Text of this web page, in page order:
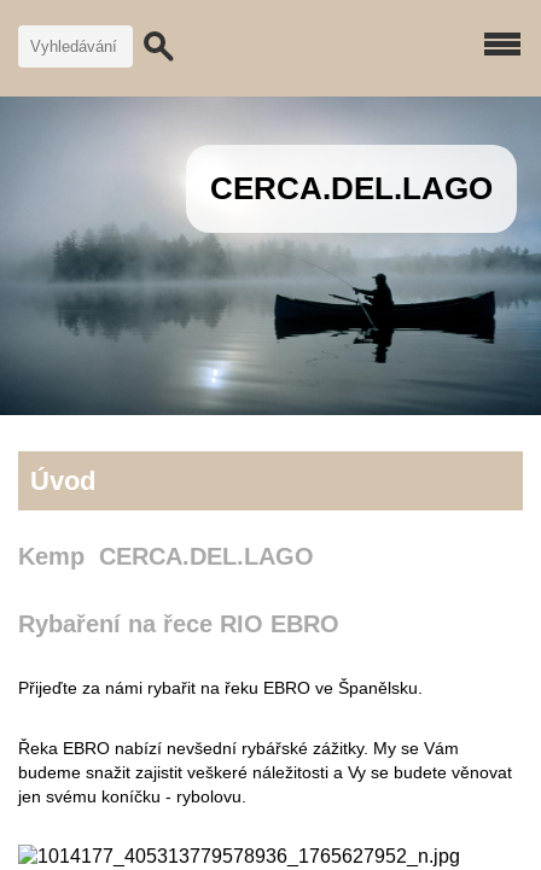
CERCA.DEL.LAGO
Úvod
Kemp CERCA.DEL.LAGO
Rybaření na řece RIO EBRO
Přijeďte za námi rybařit na řeku EBRO ve Španělsku.
Řeka EBRO nabízí nevšední rybářské zážitky. My se Vám
budeme snažit zajistit veškeré náležitosti a Vy se budete věnovat
jen svému koníčku - rybolovu.